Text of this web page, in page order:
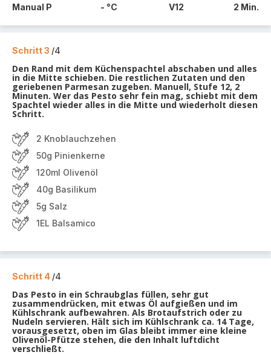
Manual P - °C V12 2 Min.
Schritt 3 /4
Den Rand mit dem Küchenspachtel abschaben und alles
in die Mitte schieben. Die restlichen Zutaten und den
geriebenen Parmesan zugeben. Manuell, Stufe 12, 2
Minuten. Wer das Pesto sehr fein mag, schiebt mit dem
Spachtel wieder alles in die Mitte und wiederholt diesen
Schritt.
2 Knoblauchzehen
50g Pinienkerne
120ml Olivenöl
40g Basilikum
5g Salz
1EL Balsamico
Schritt 4 /4
Das Pesto in ein Schraubglas füllen, sehr gut
zusammendrücken, mit etwas Öl aufgießen und im
Kühlschrank aufbewahren. Als Brotaufstrich oder zu
Nudeln servieren. Hält sich im Kühlschrank ca. 14 Tage,
vorausgesetzt, oben im Glas bleibt immer eine kleine
Olivenöl-Pfütze stehen, die den Inhalt luftdicht
verschließt.